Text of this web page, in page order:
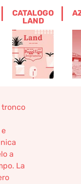
CATALOGO
LAND
tronco
a
La